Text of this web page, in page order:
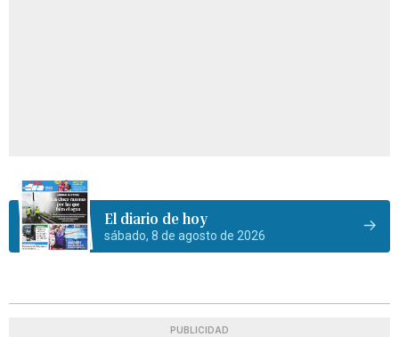
El diario de hoy
sábado, 8 de agosto de 2026
PUBLICIDAD